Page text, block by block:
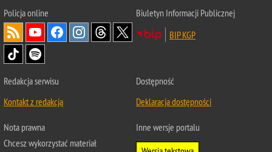
Policjaonline
Biuletyn Informacji Publicznej
BIP KGP
Redakcja serwisu
Kontakt z redakcją
Dostępność
Deklaracja dostępności
Nota prawna
Chcesz wykorzystać materiał
Inne wersje portalu